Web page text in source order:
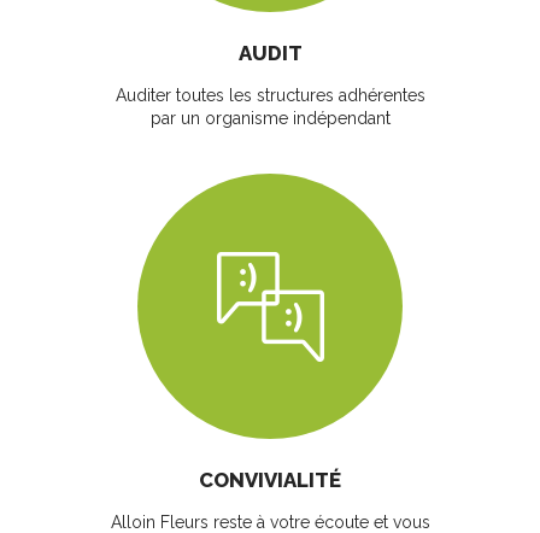
AUDIT
Auditer toutes les structures adhérentes
par un organisme indépendant
CONVIVIALITÉ
Alloin Fleurs reste à votre écoute et vous